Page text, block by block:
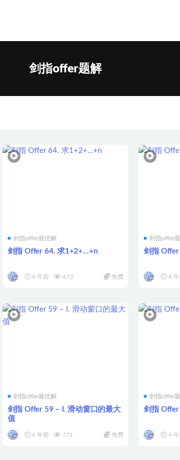
剑指offer题解
剑指offer最优解
剑指 Offer 64. 求1+2+…+n
4 年前 473 免费
剑指offer
剑指
4
剑指offer最优解
剑指 Offer 59 – I. 滑动窗口的最大
值
4 年前 771 免费
剑指offer
剑指
4